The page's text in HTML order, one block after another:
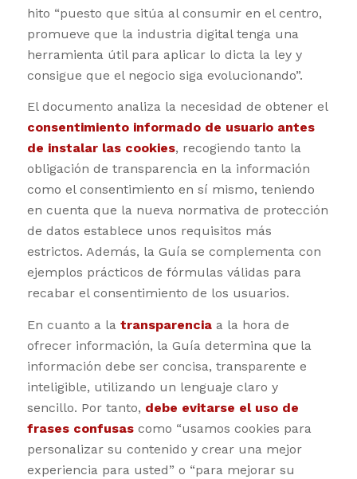
hito “puesto que sitúa al consumir en el centro,
promueve que la industria digital tenga una
herramienta útil para aplicar lo dicta la ley y
consigue que el negocio siga evolucionando”.
El documento analiza la necesidad de obtener el
consentimiento informado de usuario antes
de instalar las cookies, recogiendo tanto la
obligación de transparencia en la información
como el consentimiento en sí mismo, teniendo
en cuenta que la nueva normativa de protección
de datos establece unos requisitos más
estrictos. Además, la Guía se complementa con
ejemplos prácticos de fórmulas válidas para
recabar el consentimiento de los usuarios.
En cuanto a la transparenciaa la hora de
ofrecer información, la Guía determina que la
información debe ser concisa, transparente e
inteligible, utilizando un lenguaje claro y
sencillo. Por tanto, debe evitarse el uso de
frases confusascomo “usamos cookies para
personalizar su contenido y crear una mejor
experiencia para usted” o “para mejorar su